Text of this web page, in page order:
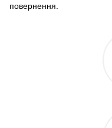
повернення.